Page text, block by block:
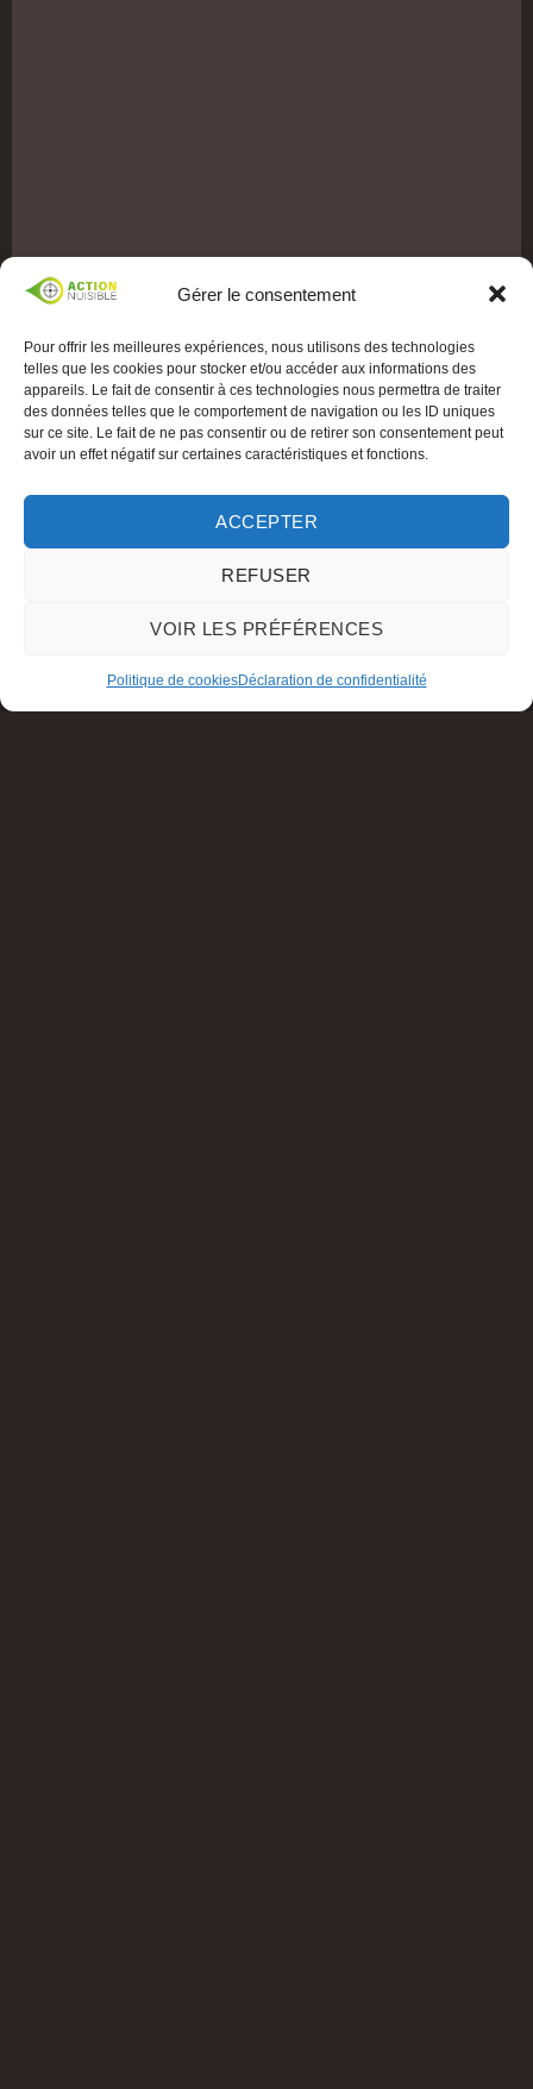
Gérer le consentement
Pour offrir les meilleures expériences, nous utilisons des technologies
telles que les cookies pour stocker et/ou accéder aux informations des
appareils. Le fait de consentir à ces technologies nous permettra de traiter
des données telles que le comportement de navigation ou les ID uniques
sur ce site. Le fait de ne pas consentir ou de retirer son consentement peut
avoir un effet négatif sur certaines caractéristiques et fonctions.
ACCEPTER
REFUSER
VOIR LES PRÉFÉRENCES
Politique de cookiesDéclaration de confidentialité